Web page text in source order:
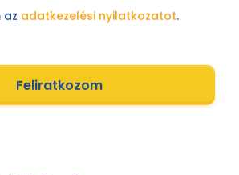
az adatkezelési nyilatkozatot.
Feliratkozom